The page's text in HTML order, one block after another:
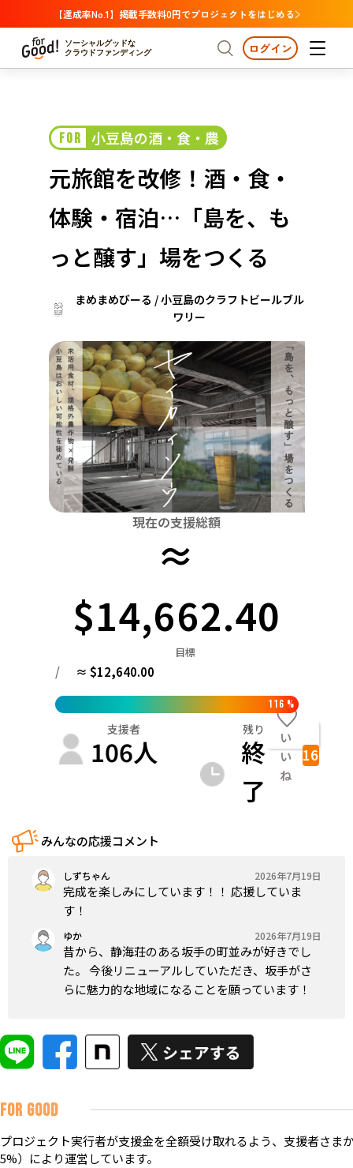
【達成率No.1】掲載手数料0円でプロジェクトをはじめる
ソーシャルグッドな
クラウドファンディング
プロジェクトからさがす 注目
カテゴリーからさがす 国際協力
医療・福祉
人権・マイノリティ
中部
近畿
中国
四国
九州・沖縄
注目 新着
支援金額が多い
支援人数が多い
終了日が近い
カテゴリーからさがす
国際協力 医療・福祉
子ども・教育
環境・エシカル
人権・マイノリティ
地域からさがす
北海道 青森 岩手 宮城 秋田 山形
栃木 群馬 埼玉 千葉 東京
富山 石川 福井 山梨 長野
滋賀 京都 大阪 兵庫 奈良
岡山 広島 山口
高知
佐賀 長崎 熊本 大分 宮崎
ログイン
FOR 小豆島の酒・食・農
元旅館を改修！酒・食・
体験・宿泊…「島を、も
っと醸す」場をつくる
まめまめびーる / 小豆島のクラフトビールブル
ワリー
現在の支援総額
≈
$14,662.40
目標
/ ≈ $12,640.00
116 %
支援者
106人
残り
終
了
い
い
ね
16
みんなの応援コメント
しずちゃん 2026年7月19日
完成を楽しみにしています！！ 応援していま
す！
ゆか 2026年7月19日
昔から、静海荘のある坂手の町並みが好きでし
た。 今後リニューアルしていただき、坂手がさ
らに魅力的な地域になることを願っています！
FOR GOOD
プロジェクト実行者が支援金を全額受け取れるよう、支援者さま
5%）により運営しています。